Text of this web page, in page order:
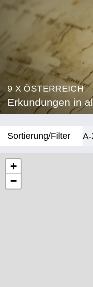
9 X ÖSTERREICH
Erkundungen in
Sortierung/Filter
+
−